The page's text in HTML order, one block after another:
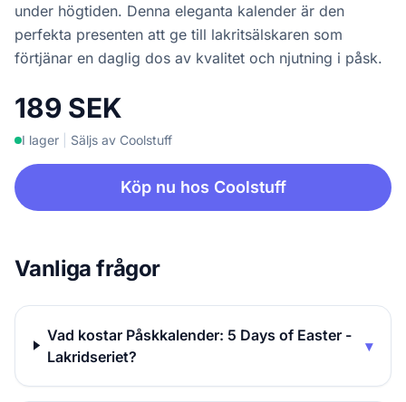
under högtiden. Denna eleganta kalender är den
perfekta presenten att ge till lakritsälskaren som
förtjänar en daglig dos av kvalitet och njutning i påsk.
189 SEK
I lager Säljs av Coolstuff
Köp nu hos Coolstuff
Vanliga frågor
Vad kostar Påskkalender: 5 Days of Easter -
Lakridseriet?
▾